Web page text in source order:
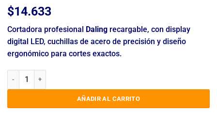
$14.633
Cortadora profesional Daling recargable, con display
digital LED, cuchillas de acero de precisión y diseño
ergonómico para cortes exactos.
MAQUINA CORTA PELO RECARGABLE DL-1909 cantidad
AÑADIR AL CARRITO